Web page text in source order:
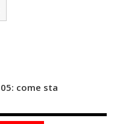
come sta